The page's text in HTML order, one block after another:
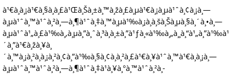
à¹€à¸à¸¡à¹€à¸§à¸­à¸£à¹Œà¸Šà¸±à¸™à¸žà¸£à¸µà¹€à¸¡à¸µà¹ˆà¸¢à¸¡à¸—
à¸µà¹ˆà¸™à¹ˆà¸²à¸—à¸¶à¹ˆà¸‡à¸™à¸µà¹‰à¸¡à¸­à¸šà¸Šà¸µà¸§à¸´à¸•à¸—
´à¸”à¹€à¸žà¸¥à¸
´à¸™à¸¡à¸²à¸à¸¡à¸²à¸¢à¸”à¹‰à¸§à¸¢à¸à¸²à¸£à¹€à¸¥à¹ˆà¸™à¹€à¸à¸¡à¸—
à¸µà¹ˆà¸™à¹ˆà¸²à¸—à¸¶à¹ˆà¸‡à¹à¸¥à¸°à¸™à¹ˆà¸²à¸­